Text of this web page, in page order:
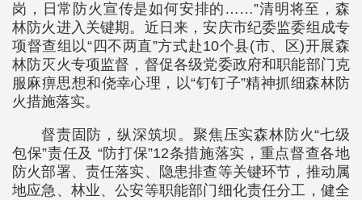
岗，日常防火宣传是如何安排的……”清明将至，森
林防火进入关键期。近日来，安庆市纪委监委组成专
项督查组以“四不两直”方式赴10个县(市、区)开展森
林防灭火专项监督，督促各级党委政府和职能部门克
服麻痹思想和侥幸心理，以“钉钉子”精神抓细森林防
火措施落实。
督责固防，纵深筑坝。聚焦压实森林防火“七级
包保”责任及 “防打保”12条措施落实，重点督查各地
防火部署、责任落实、隐患排查等关键环节，推动属
地应急、林业、公安等职能部门细化责任分工，健全